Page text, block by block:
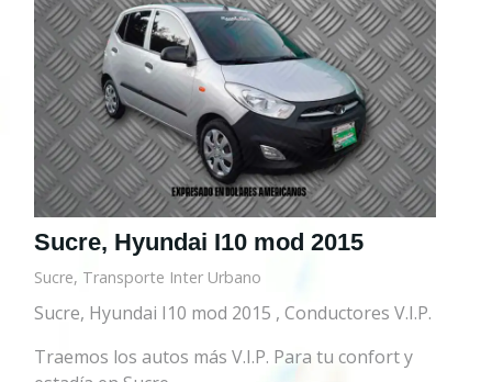
Sucre, Hyundai I10 mod 2015
Sucre, Transporte Inter Urbano
Sucre, Hyundai I10 mod 2015 , Conductores V.I.P.
Traemos los autos más V.I.P. Para tu confort y